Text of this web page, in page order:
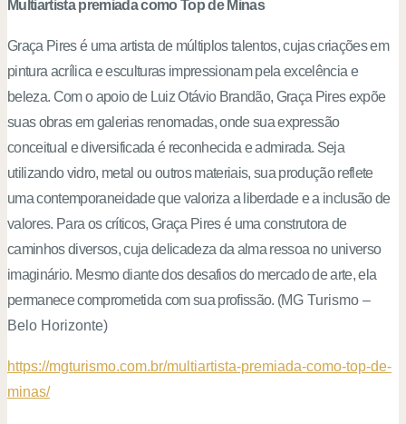
Multiartista premiada como Top de Minas
Graça Pires é uma artista de múltiplos talentos, cujas criações em
pintura acrílica e esculturas impressionam pela excelência e
beleza. Com o apoio de Luiz Otávio Brandão, Graça Pires expõe
suas obras em galerias renomadas, onde sua expressão
conceitual e diversificada é reconhecida e admirada. Seja
utilizando vidro, metal ou outros materiais, sua produção reflete
uma contemporaneidade que valoriza a liberdade e a inclusão de
valores. Para os críticos, Graça Pires é uma construtora de
caminhos diversos, cuja delicadeza da alma ressoa no universo
imaginário. Mesmo diante dos desafios do mercado de arte, ela
permanece comprometida com sua profissão. (MG Turismo –
Belo Horizonte)
https://mgturismo.com.br/multiartista-premiada-como-top-de-
minas/